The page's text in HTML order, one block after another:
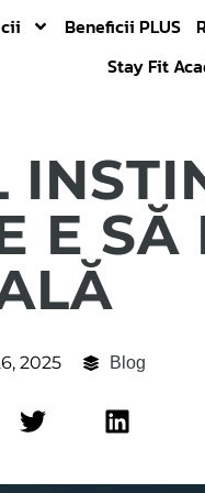
Beneficii PLUS
Stay Fit
E SĂ
2025 Blog